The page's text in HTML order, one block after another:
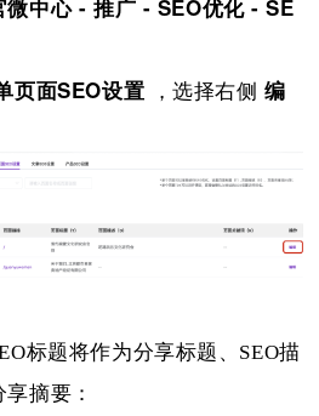
微中心 - 推广 - SEO优化 - SE
页面SEO设置 ，选择右侧编
标题将作为分享标题、SEO描
摘要：